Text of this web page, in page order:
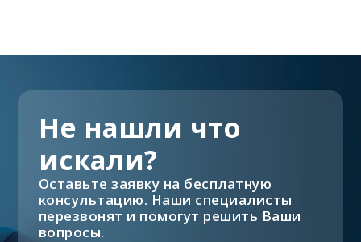
Не нашли что
искали?
Оставьте заявку на бесплатную
консультацию. Наши специалисты
перезвонят и помогут решить Ваши
вопросы.